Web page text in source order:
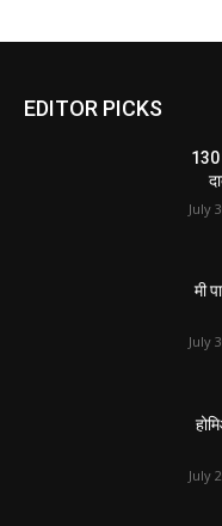
EDITOR PICKS
130
July
मी
July
July